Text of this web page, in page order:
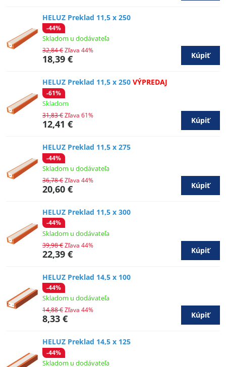
HELUZ Preklad 11,5 x 250
-44%
Skladom u dodávateľa
18,39 €
32,84 €Zľava 44%
Kúpiť
HELUZ Preklad 11,5 x 250 VÝPREDAJ
-61%
Skladom
12,41 €
31,83 €Zľava 61%
Kúpiť
HELUZ Preklad 11,5 x 275
-44%
Skladom u dodávateľa
20,60 €
36,78 €Zľava 44%
Kúpiť
HELUZ Preklad 11,5 x 300
-44%
Skladom u dodávateľa
22,39 €
39,98 €Zľava 44%
Kúpiť
HELUZ Preklad 14,5 x 100
-44%
Skladom u dodávateľa
8,33 €
14,88 €Zľava 44%
Kúpiť
HELUZ Preklad 14,5 x 125
-44%
Skladom u dodávateľa